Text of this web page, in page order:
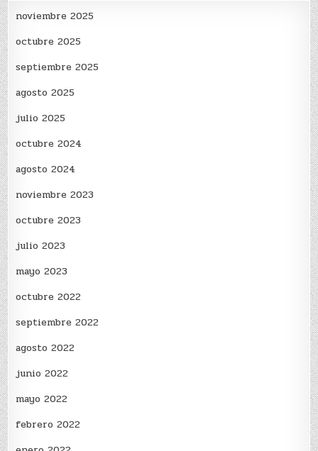
noviembre 2025
octubre 2025
septiembre 2025
agosto 2025
julio 2025
octubre 2024
agosto 2024
noviembre 2023
octubre 2023
julio 2023
mayo 2023
octubre 2022
septiembre 2022
agosto 2022
junio 2022
mayo 2022
febrero 2022